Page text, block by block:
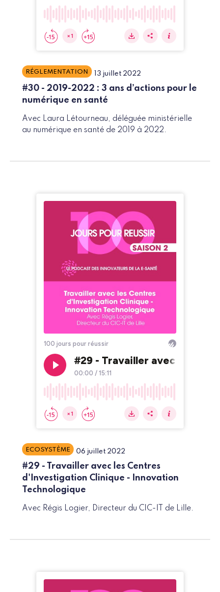
#30 - 2019-2022 : 3 ans d’actions pour le
numérique en santé
Avec Laura Létourneau, déléguée ministérielle
au numérique en santé de 2019 à 2022.
RÉGLEMENTATION 13 juillet 2022
#29 - Travailler avec les Centres
d'Investigation Clinique - Innovation
Technologique
Avec Régis Logier, Directeur du CIC-IT de Lille.
ECOSYSTÈME 06 juillet 2022